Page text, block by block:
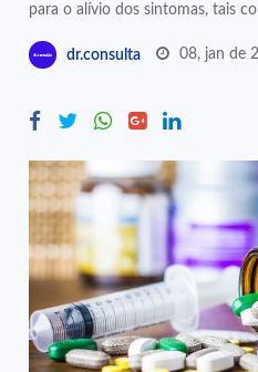
para o alívio dos sintomas, tais
dr.consulta 08, jan de